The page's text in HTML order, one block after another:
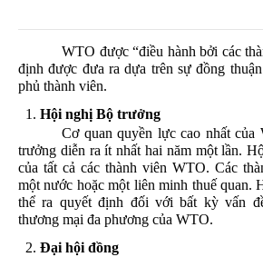
WTO được“điều hành bởi các
định được đưa ra dựa trên sự đồng thuận
phủ thành viên.
Hội nghị Bộ trưởng
Cơ quan quyền lực cao nhất của
trưởng diễn ra ít nhất hai năm một lần.
của tất cả các thành viên WTO. Các
một nước hoặc một liên minh thuế quan.
thể ra quyết định đối với bất kỳ vấn
thương mại đa phương của WTO.
Đại hội đồng